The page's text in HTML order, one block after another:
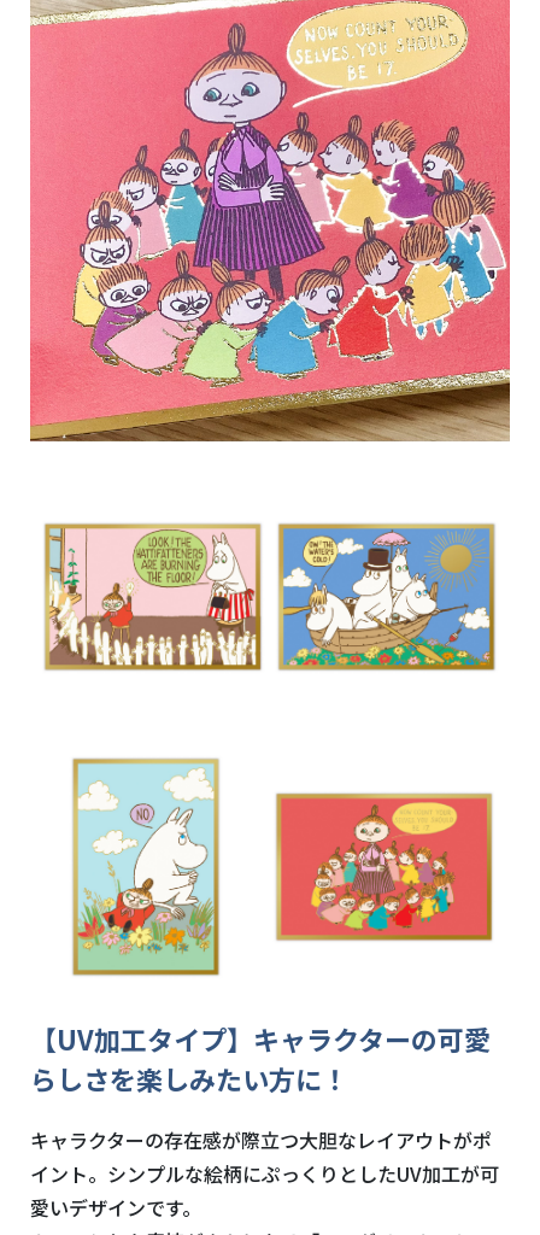
【UV加工タイプ】キャラクターの可愛
らしさを楽しみたい方に！
キャラクターの存在感が際立つ大胆なレイアウトがポ
イント。シンプルな絵柄にぷっくりとしたUV加工が可
愛いデザインです。